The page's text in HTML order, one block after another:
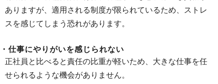
ありますが、適用される制度が限られているため、ストレ
スを感じてしまう恐れがあります。
・仕事にやりがいを感じられない
正社員と比べると責任の比重が軽いため、大きな仕事を任
せられるような機会がありません。